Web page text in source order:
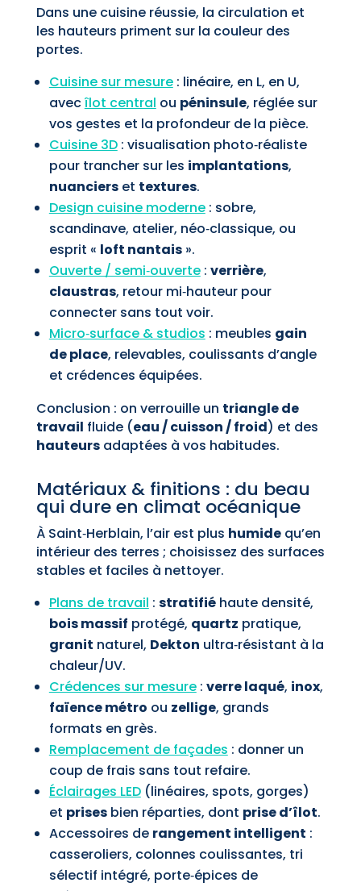
Dans une cuisine réussie, la circulation et
les hauteurs priment sur la couleur des
portes.
Cuisine sur mesure: linéaire, en L, en U,
avecîlot central ou péninsule, réglée sur
vos gestes et la profondeur de la pièce.
Cuisine 3D: visualisation photo‑réaliste
pour trancher sur les implantations,
nuancierset textures.
Design cuisine moderne: sobre,
scandinave, atelier, néo‑classique, ou
esprit « loft nantais».
Ouverte / semi‑ouverte: verrière,
claustras, retour mi‑hauteur pour
connecter sans tout voir.
Micro‑surface & studios : meubles gain
de place, relevables, coulissants d’angle
et crédences équipées.
Conclusion : on verrouille un triangle de
travail fluide (eau / cuisson / froid) et des
hauteursadaptées à vos habitudes.
Matériaux & finitions : du beau
qui dure en climat océanique
À Saint‑Herblain, l’air est plus humidequ’en
intérieur des terres ; choisissez des surfaces
stables et faciles à nettoyer.
Plans de travail : stratifiéhaute densité,
bois massif protégé, quartz pratique,
granit naturel, Dekton ultra‑résistant à la
chaleur/UV.
Crédences sur mesure: verre laqué, inox,
faïence métro ou zellige, grands
formats en grès.
Remplacement de façades : donner un
coup de frais sans tout refaire.
Éclairages LED(linéaires, spots, gorges)
et prisesbien réparties, dont prise d’îlot.
Accessoires de rangement intelligent :
casseroliers, colonnes coulissantes, tri
sélectif intégré, porte‑épices de